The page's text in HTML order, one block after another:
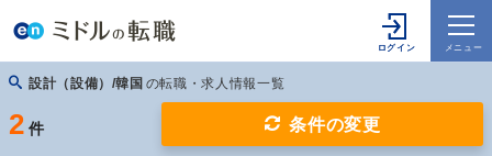
設計（設備）/韓国 の転職・求人情報一覧
2 件 条件の変更